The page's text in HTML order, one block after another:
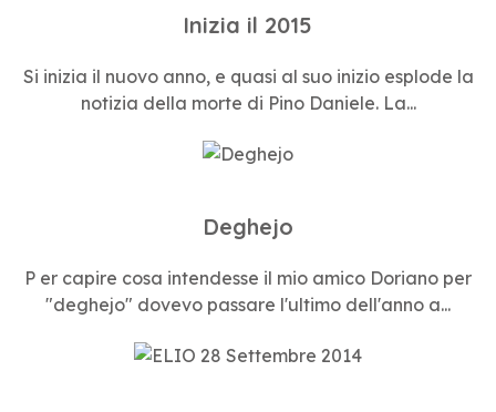
Inizia il 2015
Si inizia il nuovo anno, e quasi al suo inizio esplode la
notizia della morte di Pino Daniele. La...
Deghejo
P er capire cosa intendesse il mio amico Doriano per
"deghejo" dovevo passare l'ultimo dell'anno a...